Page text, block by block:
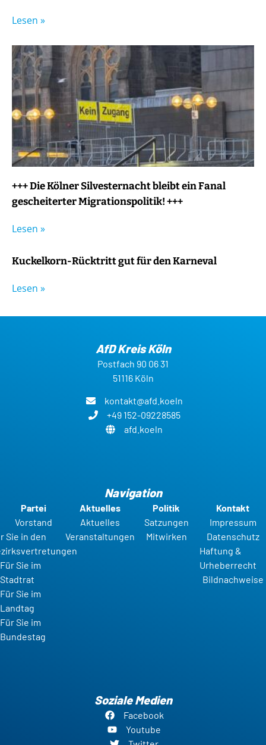
Lesen »
+++ Die Kölner Silvesternacht bleibt ein Fanal
gescheiterter Migrationspolitik! +++
Lesen »
Kuckelkorn-Rücktritt gut für den Karneval
Lesen »
AfD Kreis Köln
Postfach 90 06 31
51116 Köln
kontakt@afd.koeln
+49 152-09228585
afd.koeln
Navigation
Partei
Vorstand
Sie in den
Für Sie im
Stadtrat
Für Sie im
Landtag
Für Sie im
Bundestag
Aktuelles
Aktuelles
Veranstaltungen
Politik
Satzungen
Mitwirken
Kontakt
Impressum
Datenschutz
Haftung &
Urheberrecht
Bildnachweise
Soziale Medien
Facebook
Youtube